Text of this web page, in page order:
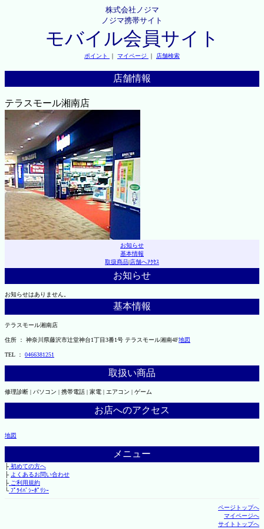
株式会社ノジマ
ノジマ携帯サイト
モバイル会員サイト
ポイント ｜ マイページ ｜ 店舗検索
店舗情報
テラスモール湘南店
お知らせ
基本情報
取扱商品|店舗へｱｸｾｽ
お知らせ
お知らせはありません。
基本情報
テラスモール湘南店
住所 ： 神奈川県藤沢市辻堂神台1丁目3番1号 テラスモール湘南4F地図
TEL ： 0466381251
取扱い商品
修理診断 | パソコン | 携帯電話 | 家電 | エアコン | ゲーム
お店へのアクセス
地図
メニュー
├初めての方へ
├ よくあるお問い合わせ
├ご利用規約
└ﾌﾟﾗｲﾊﾞｼｰﾎﾟﾘｼｰ
ページトップへ
マイページへ
サイトトップへ